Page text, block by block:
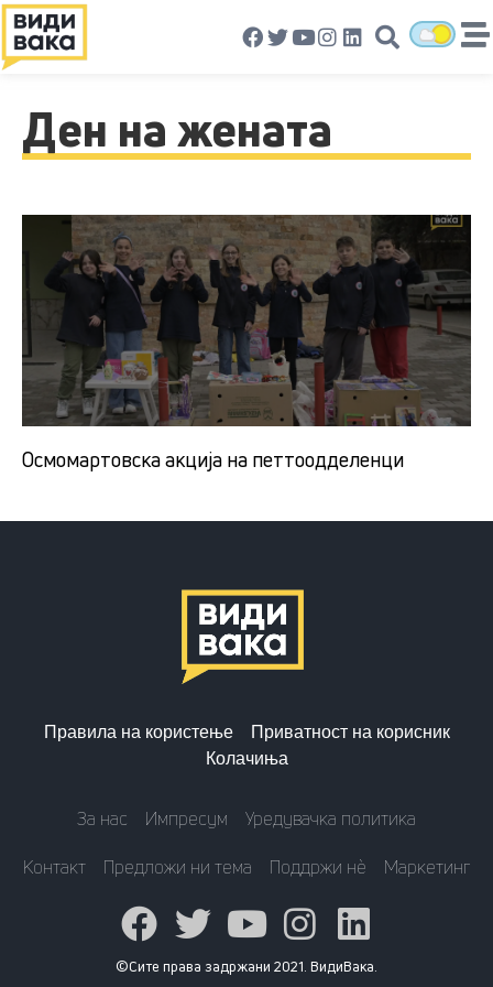
Ден на жената
Осмомартовска акција на петтоодделенци
Правила на користење
Приватност на корисник
Колачиња
За нас Импресум
Уредувачка политика
Контакт
Предложи ни тема Поддржи нè Маркетинг
©Сите права задржани 2021. ВидиВака.